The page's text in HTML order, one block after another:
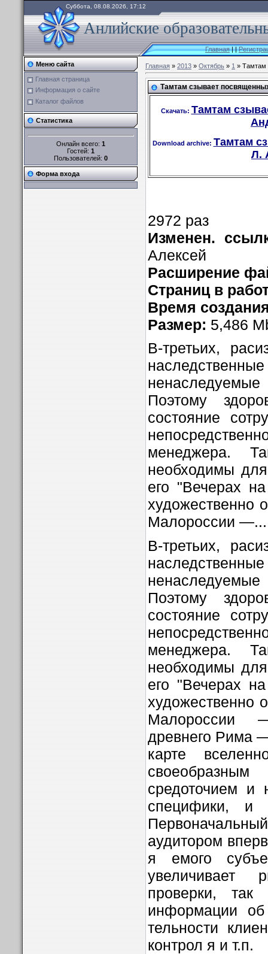
Суббота, 08.08.2026, 17:12
Анлийские
Главная||
Меню сайта
Главная страница
Информация о сайте
Каталог файлов
Статистика
Онлайн всего: 1
Гостей: 1
Пользователей: 0
Форма входа
Главная»2013 » Октябрь » 1» Тамтам
Тамтам сзывает
Скачать: Тамтам
Download archive: Тамтам
Л.
2972 раз
Изменен.
Алексей
Расширение
Страниц в
Время
Размер: 5,486
В-третьих,
Поэтому
состояние
менеджера.
необходимы
его "Вечерах
художественно
Малороссии —...
В-третьих,
Поэтому
состояние
менеджера.
необходимы
его "Вечерах
художественно
Малороссии
древнего Рима
карте
средоточием и
специфики, и
аудитором
я емого
увеличива­ет
проверки,
информации
тельности
контрол я и т.п.